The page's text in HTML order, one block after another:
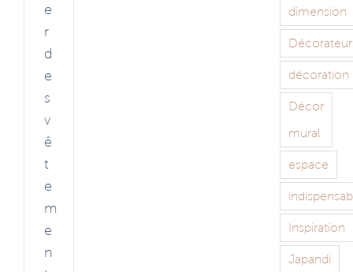
e
r
d
e
s
v
ê
t
e
m
e
n
dimension
décoration
Décor
mural
espace
Inspiration
Japandi